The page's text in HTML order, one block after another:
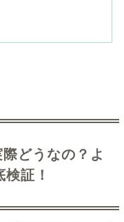
どうなの？よ
証！